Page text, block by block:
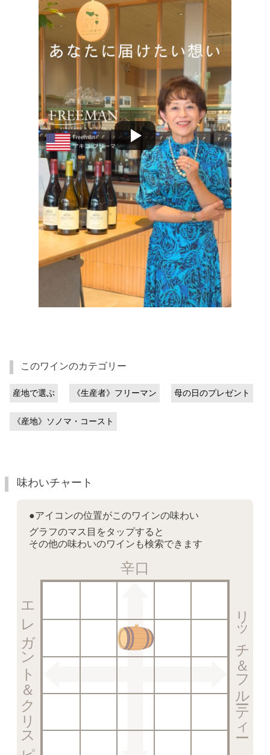
このワインのカテゴリー
産地で選ぶ 《生産者》フリーマン 母の日のプレゼント
《産地》ソノマ・コースト
味わいチャート
●アイコンの位置がこのワインの味わい
グラフのマス目をタップすると
その他の味わいのワインも検索できます
辛口
リッチ＆フルーティー
エレガント＆クリスピー